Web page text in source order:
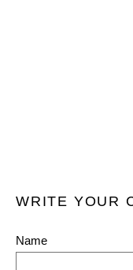
WRITE YOUR
Name